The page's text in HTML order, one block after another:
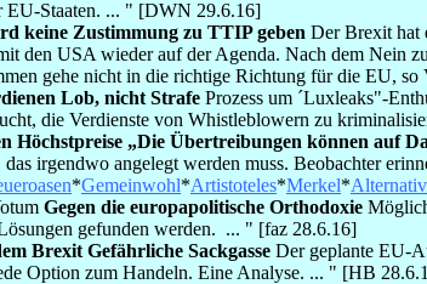
EU-Staaten. ... " [DWN 29.6.16]
keine Zustimmung zu TTIP geben Der Brexit hat
den USA wieder auf der Agenda. Nach dem Nein
gehe nicht in die richtige Richtung für die EU,
Lob, nicht Strafe Prozess um ´Luxleaks"-
die Verdienste von Whistleblowern zu
Höchstpreise „Die Übertreibungen können auf
irgendwo angelegt werden muss. Beobachter
*Gemeinwohl*Artistoteles*Merkel*
Gegen die europapolitische Orthodoxie
gefunden werden. ... " [faz 28.6.16]
Brexit Gefährliche Sackgasse Der geplante EU-
Option zum Handeln. Eine Analyse. ... " [HB